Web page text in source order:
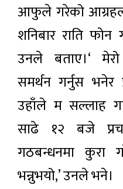
आफुले गरेको
शनिबार राति फोन
उनले बताए।‘ मेरो
समर्थन गर्नुस भनेर
उहाँले म सल्लाह
साढे १२ बजे
गठबन्धनमा कुरा
भन्नुभयो,’ उनले भने।